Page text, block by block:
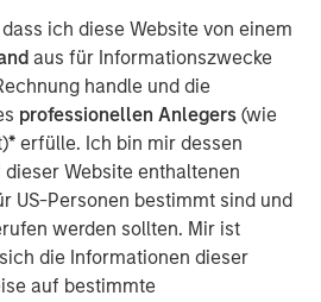
ich diese Website von einem
aus für Informationszwecke
handle und die
professionellen Anlegers(wie
* erfülle. Ich bin mir dessen
Website enthaltenen
US-Personen bestimmt sind und
werden sollten. Mir ist
die Informationen dieser
auf bestimmte
team follows a disciplined
on fundamental analysis and
They believe that the best
returns is through
reduced downside